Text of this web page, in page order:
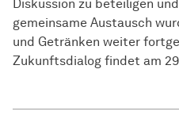
Diskussion zu beteiligen
gemeinsame Austausch
und Getränken weiter
Zukunftsdialog findet am